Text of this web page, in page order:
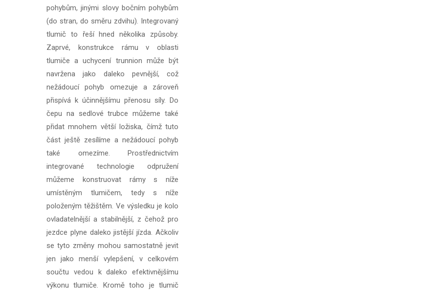
pohybům, jinými slovy bočním pohybům
(do stran, do směru zdvihu). Integrovaný
tlumič to řeší hned několika způsoby.
Zaprvé, konstrukce rámu v oblasti
tlumiče a uchycení trunnion může být
navržena jako daleko pevnější, což
nežádoucí pohyb omezuje a zároveň
přispívá k účinnějšímu přenosu síly. Do
čepu na sedlové trubce můžeme také
přidat mnohem větší ložiska, čímž tuto
část ještě zesílíme a nežádoucí pohyb
také omezíme. Prostřednictvím
integrované technologie odpružení
můžeme konstruovat rámy s níže
umístěným tlumičem, tedy s níže
položeným těžištěm. Ve výsledku je kolo
ovladatelnější a stabilnější, z čehož pro
jezdce plyne daleko jistější jízda. Ačkoliv
se tyto změny mohou samostatně jevit
jen jako menší vylepšení, v celkovém
součtu vedou k daleko efektivnějšímu
výkonu tlumiče. Kromě toho je tlumič